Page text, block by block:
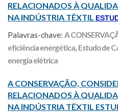
RELACIONADOS À
NA INDÚSTRIA TÊXTIL
Palavras-chave: A
eficiência energética, Estudo de
energia elétrica
A CONSERVAÇÃO,
RELACIONADOS À
NA INDÚSTRIA TÊXTIL